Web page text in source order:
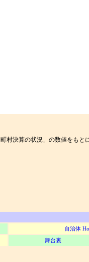
村決算の状況」の数値をもと
自治体
舞台裏